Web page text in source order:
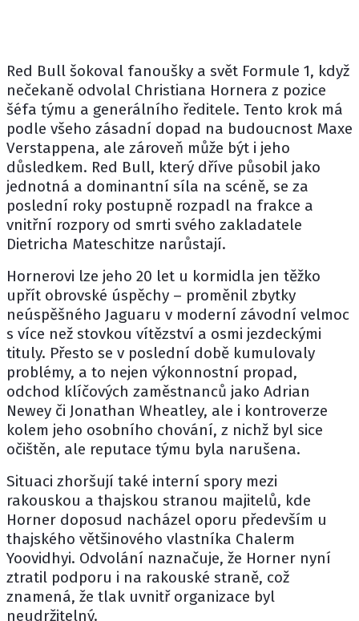
Red Bull šokoval fanoušky a svět Formule 1, když
nečekaně odvolal Christiana Hornera z pozice
šéfa týmu a generálního ředitele. Tento krok má
podle všeho zásadní dopad na budoucnost Maxe
Verstappena, ale zároveň může být i jeho
důsledkem. Red Bull, který dříve působil jako
jednotná a dominantní síla na scéně, se za
poslední roky postupně rozpadl na frakce a
vnitřní rozpory od smrti svého zakladatele
Dietricha Mateschitze narůstají.
Hornerovi lze jeho 20 let u kormidla jen těžko
upřít obrovské úspěchy – proměnil zbytky
neúspěšného Jaguaru v moderní závodní velmoc
s více než stovkou vítězství a osmi jezdeckými
tituly. Přesto se v poslední době kumulovaly
problémy, a to nejen výkonnostní propad,
odchod klíčových zaměstnanců jako Adrian
Newey či Jonathan Wheatley, ale i kontroverze
kolem jeho osobního chování, z nichž byl sice
očištěn, ale reputace týmu byla narušena.
Situaci zhoršují také interní spory mezi
rakouskou a thajskou stranou majitelů, kde
Horner doposud nacházel oporu především u
thajského většinového vlastníka Chalerm
Yoovidhyi. Odvolání naznačuje, že Horner nyní
ztratil podporu i na rakouské straně, což
znamená, že tlak uvnitř organizace byl
neudržitelný.